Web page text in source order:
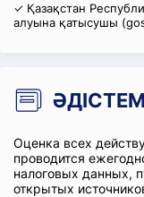
✓ Қазақстан
алуына қатысушы
Оценка всех
проводится
налоговых данных,
открытых